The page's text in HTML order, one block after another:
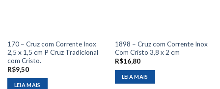
170 – Cruz com Corrente Inox
2,5 x 1,5 cm P Cruz Tradicional
com Cristo.
R$9,50
LEIA MAIS
1898 – Cruz com Corrente Inox
Com Cristo 3,8 x 2 cm
R$16,80
LEIA MAIS